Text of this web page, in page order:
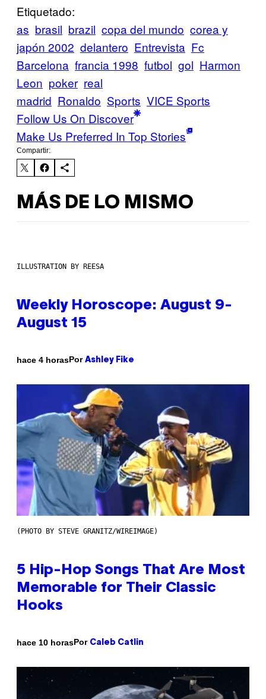
Etiquetado:
as brasil brazil copa del mundo corea y
japón 2002 delantero Entrevista Fc
Barcelona francia 1998 futbol gol Harmon
Leon poker real
madrid Ronaldo Sports VICE Sports
Follow Us On Discover
Make Us Preferred In Top Stories
Compartir:
MÁS DE LO MISMO
ILLUSTRATION BY REESA
Weekly Horoscope: August 9-
August 15
hace 4 horasPor Ashley Fike
(PHOTO BY STEVE GRANITZ/WIREIMAGE)
5 Hip-Hop Songs That Are Most
Memorable for Their Classic
Hooks
hace 10 horasPor Caleb Catlin